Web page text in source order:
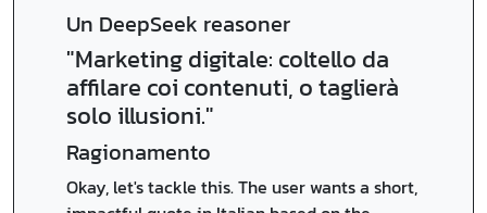
Un DeepSeek reasoner
"Marketing digitale: coltello da
affilare coi contenuti, o taglierà
solo illusioni."
Ragionamento
Okay, let's tackle this. The user wants a short,